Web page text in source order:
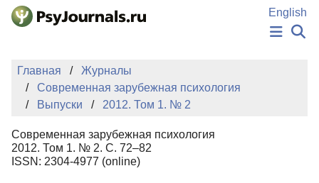
Перейти к основному содержанию
English
НОВОСТИ
ИЗДАНИЯ
АВТОРЫ
БАЗА ЗНАНИЙ
КЛЮЧЕВЫЕ СЛОВА
Регистрация
Главная
Журналы
Современная зарубежная психология
Выпуски
2012. Том 1. № 2
Современная зарубежная психология
2012. Том 1. № 2. С. 72–82
ISSN: 2304-4977 (online)